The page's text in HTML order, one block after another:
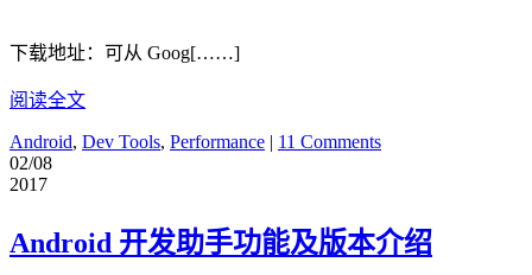
下载地址：可从 Goog[……]
阅读全文
Android, Dev Tools, Performance | 11 Comments
02/08
2017
Android 开发助手功能及版本介绍